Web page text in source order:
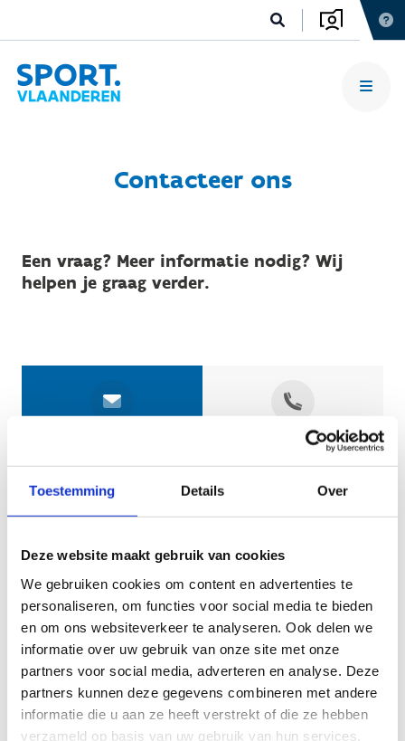
Toestemming Details Over
Deze website maakt gebruik van cookies
We gebruiken cookies om content en advertenties te
personaliseren, om functies voor social media te bieden
en om ons websiteverkeer te analyseren. Ook delen we
informatie over uw gebruik van onze site met onze
partners voor social media, adverteren en analyse. Deze
partners kunnen deze gegevens combineren met andere
informatie die u aan ze heeft verstrekt of die ze hebben
verzameld op basis van uw gebruik van hun services.
Contacteer ons
Een vraag? Meer informatie nodig? Wij
helpen je graag verder.
Geef aan tot welk domein jouw vraag behoort
KIES EEN DOMEIN